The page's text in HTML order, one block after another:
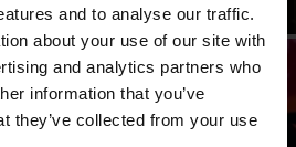
and to analyse our traffic.
about your use of our site with
and analytics partners who
information that you’ve
they’ve collected from your use